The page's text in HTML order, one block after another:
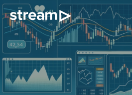
Aller
au
contenu